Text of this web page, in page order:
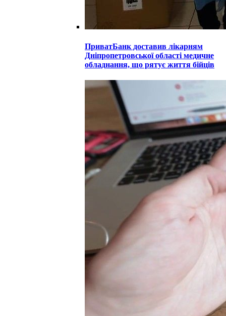
ПриватБанк доставив лікарням
Дніпропетровської області медичне
обладнання, що рятує життя бійців